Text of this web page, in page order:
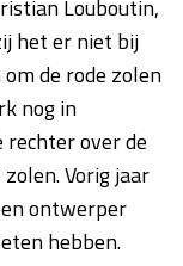
Louboutin,
het er niet bij
de rode zolen
nog in
over de
Vorig jaar
ontwerper
hebben.